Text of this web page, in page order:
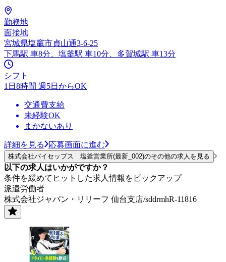
勤務地
面接地
宮城県塩竈市貞山通3-6-25
下馬駅 車8分、塩釜駅 車10分、多賀城駅 車13分
シフト
1日8時間 週5日からOK
交通費支給
未経験OK
まかないあり
詳細を見る 応募画面に進む
株式会社バイセップス 塩釜営業所(最新_002)のその他の求人を見る
以下の求人はいかがですか？
条件を緩めてヒットした求人情報をピックアップ
派遣労働者
株式会社ジャパン・リリーフ 仙台支店/sddrmhR-11816